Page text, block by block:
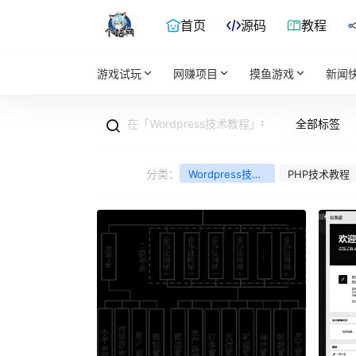
首页 源码 教程
游戏试玩 网赚项目 摸鱼游戏 新闻
全部标签
分类：
Wordpress技术
PHP技术教程